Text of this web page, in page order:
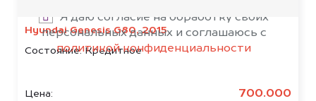
Hyundai Genesis G80, 2015
Состояние: Кредитное
Цена: 700.000
Я даю согласие на обработку своих
персональных данных и соглашаюсь с
политикой конфиденциальности